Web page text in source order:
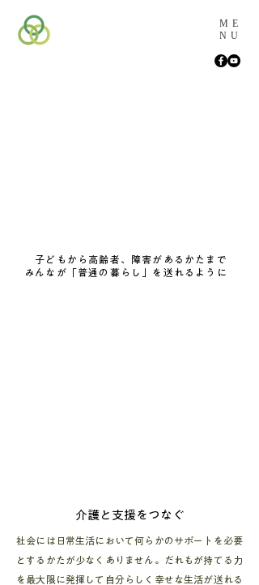
ME
NU
子どもから高齢者、障害があるかたまで
みんなが 「普通の暮らし」を送れるように
​介護と支援をつなぐ
社会には日常生活において何らかのサポートを必要
とするかたが少なくありません。だれもが持てる力
を最大限に発揮して自分らしく幸せな生活が送れる